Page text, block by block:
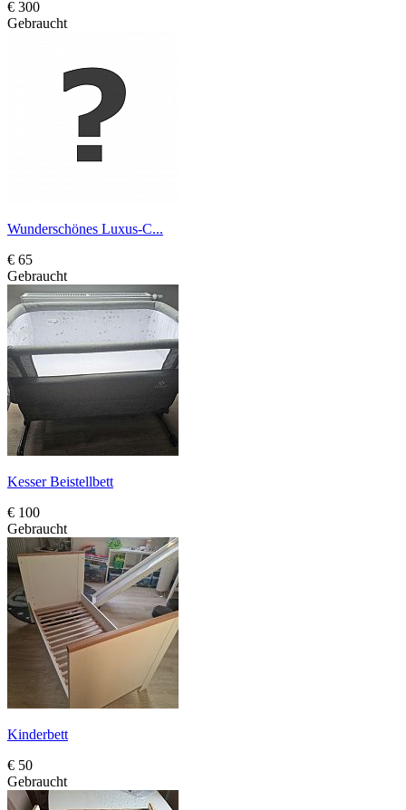
€ 300
Gebraucht
Wunderschönes Luxus-C...
€ 65
Gebraucht
Kesser Beistellbett
€ 100
Gebraucht
Kinderbett
€ 50
Gebraucht